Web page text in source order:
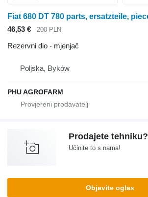
46,53 € 200 PLN
Rezervni dio - mjenjač
Poljska, Byków
PHU AGROFARM
Prodajete tehniku?
Učinite to s nama!
Objavite oglas